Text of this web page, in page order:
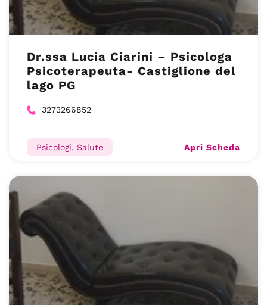
Dr.ssa Lucia Ciarini – Psicologa
Psicoterapeuta- Castiglione del
lago PG
3273266852
Psicologi, Salute Apri Scheda